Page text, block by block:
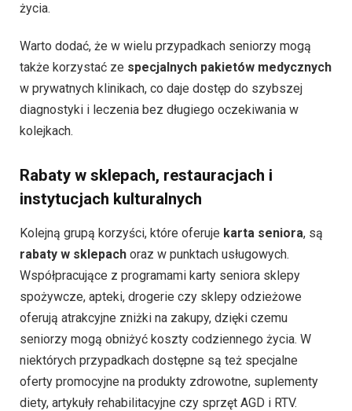
życia.
Warto dodać, że w wielu przypadkach seniorzy mogą
także korzystać ze specjalnych pakietów medycznych
w prywatnych klinikach, co daje dostęp do szybszej
diagnostyki i leczenia bez długiego oczekiwania w
kolejkach.
Rabaty w sklepach, restauracjach i
instytucjach kulturalnych
Kolejną grupą korzyści, które oferuje karta seniora, są
rabaty w sklepach oraz w punktach usługowych.
Współpracujące z programami karty seniora sklepy
spożywcze, apteki, drogerie czy sklepy odzieżowe
oferują atrakcyjne zniżki na zakupy, dzięki czemu
seniorzy mogą obniżyć koszty codziennego życia. W
niektórych przypadkach dostępne są też specjalne
oferty promocyjne na produkty zdrowotne, suplementy
diety, artykuły rehabilitacyjne czy sprzęt AGD i RTV.